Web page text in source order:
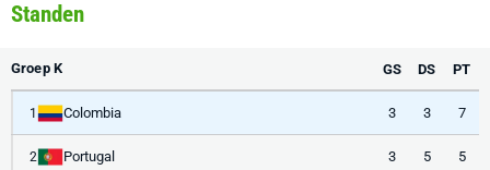
Standen
Groep K GS DS PT
1 Colombia 3 3 7
2 Portugal 3 5 5